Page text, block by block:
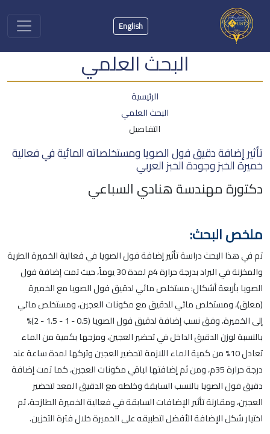
English
البحث العلمي
الرئيسية
البحث العلمي
التفاصيل
تأثير إضافة دقيق فول الصويا ومستخلصاته المائية في فعالية
خميرة الخبز وجودة الخبز العربي
دكتورة مهندسة هنادي السباعي
ملخص البحث:
تم في هذا البحث دراسة تأثير إضافة فول الصويا في فعالية الخميرة الطرية
والمخزنة في البراد بدرجة حرارة 4م لمدة 30 يوماً، حيث تمت إضافة فول
الصويا بأربعة أشكال: مستخلص مائي لدقيق فول الصويا مع الخميرة
(معلق)، ومستخلص مائي للدقيق مع مكونات العجين، ومستخلص مائي
إلى الخميرة، وفق نسب إضافة لدقيق فول الصويا (0.5 - 1 - 1.5 - 2)%
بالنسبة لوزن الدقيق الداخل في تحضير العجين، ومزجها بكمية من الماء
تعادل 10% من كمية الماء اللازمة لتحضير العجين وتركها لمدة ساعة عند
درجة حرارة 35م، ومن ثم إضافتها لباقي مكونات العجين، كما تمت إضافة
دقيق فول الصويا بالنسب السابقة وخلطه مع الدقيق المعد لتحضير
العجين، ومقارنة تأثير الإضافات السابقة في فعالية الخميرة الطازجة، ثم
اختيار شكل الإضافة الأفضل لتطبيقه على الخميرة خلال فترة التخزين.